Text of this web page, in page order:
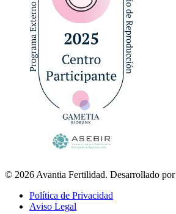
© 2026 Avantia Fertilidad. Desarrollado por
Política de Privacidad
Aviso Legal